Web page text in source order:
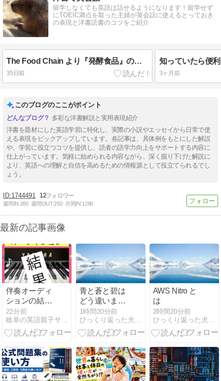
留学しなくても英語は話せるようになります！留学せず
にTOEIC満点を取った主婦が英会話に使えるとっておき
の表現と洋書読書のコツをご紹介
The Food Chain より『発酵食品』の話① readyを使った表現
35日前 3ヶ月前
このブログのここがポイント
多彩な洋書解説と実用表現紹介
洋書を題材にした英語学習に特化し、実際の小説やエッセイから日常で使
える表現をピックアップしています。各記事は、具体例をもとにした解説
や、学習に役立つコツを提供し、読者の語学力向上をサポートする内容に
仕上がっています。気軽に始められる内容ながら、深く掘り下げた解説に
より、英語への理解と自信を高めるための情報源として役立てられるでし
ょう。
1744491 12
週間IN:280 週間OUT:250 月間IN:1280
最新の記事画像
伴奏オーディ
ションの結
果！
22分前
青と蒼と碧は
どう違います
か？
1時間20分前
AWS Nitro と
は
2時間20分前